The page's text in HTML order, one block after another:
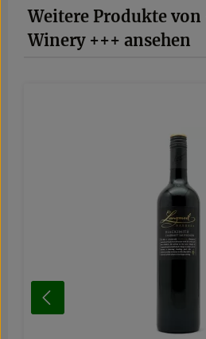
Produktgalerie überspringen
Weitere Produkte
Winery +++ ansehen